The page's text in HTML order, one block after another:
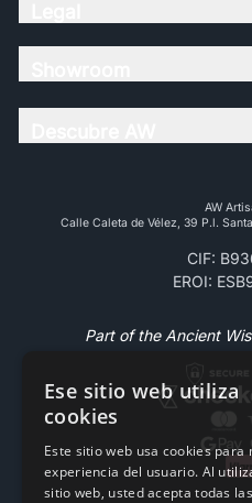
AW
Calle Caleta de Vélez, 39 P.l.
CIF:
EROI:
Part of the Ancient
Ese sitio web utiliza
cookies
Este sitio web usa cookies para
experiencia del usuario. Al
sitio web, usted acepta todas